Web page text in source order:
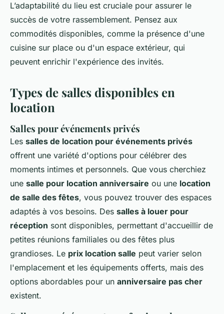
L’adaptabilité du lieu est cruciale pour assurer le
succès de votre rassemblement. Pensez aux
commodités disponibles, comme la présence d'une
cuisine sur place ou d'un espace extérieur, qui
peuvent enrichir l'expérience des invités.
Types de salles disponibles en
location
Salles pour événements privés
Les salles de location pour événements privés
offrent une variété d'options pour célébrer des
moments intimes et personnels. Que vous cherchiez
une salle pour location anniversaire ou une location
de salle des fêtes, vous pouvez trouver des espaces
adaptés à vos besoins. Des salles à louer pour
réception sont disponibles, permettant d'accueillir de
petites réunions familiales ou des fêtes plus
grandioses. Le prix location salle peut varier selon
l'emplacement et les équipements offerts, mais des
options abordables pour un anniversaire pas cher
existent.